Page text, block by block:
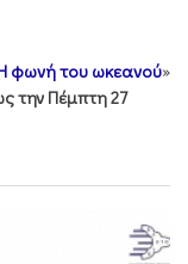
φωνή του ωκεανού»
την Πέμπτη 27